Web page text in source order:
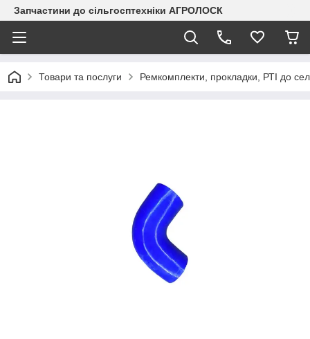
Запчастини до сільгосптехніки АГРОЛОСК
Товари та послуги Ремкомплекти, прокладки, РТІ до